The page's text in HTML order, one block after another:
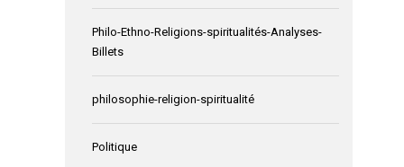
Philo-Ethno-Religions-spiritualités-Analyses-
Billets
philosophie-religion-spiritualité
Politique